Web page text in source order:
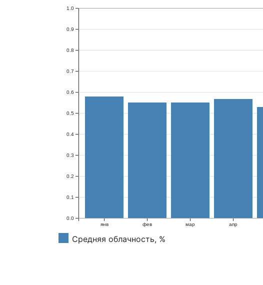
янв фев мар апр
0.0
0.1
0.2
0.3
0.4
0.5
0.6
0.7
0.8
0.9
1.0
Средняя облачность, %